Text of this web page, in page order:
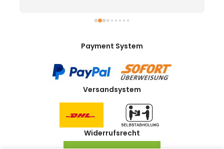
Payment System
Versandsystem
Widerrufsrecht